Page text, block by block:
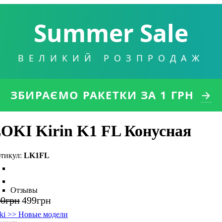
Summer Sale
ВЕЛИКИЙ РОЗПРОДАЖ
ЗБИРАЄМО РАКЕТКИ ЗА 1 ГРН →
Kirin K1 FL Конусная
LK1FL
Отзывы
грн499грн
>> Новые модели